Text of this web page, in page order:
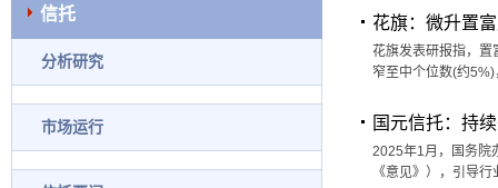
信托
分析研究
市场运行
花旗：微升置
花旗发表研报指，置
窄至中个位数(约
国元信托：持
2025年1月，国务院
《意见》），引导